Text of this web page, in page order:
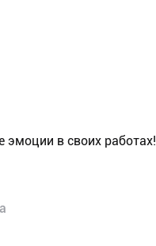
эмоции в своих работах!